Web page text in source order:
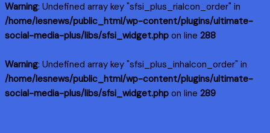
Warning: Undefined array key "sfsi_plus_riaIcon_order" in
/home/lesnews/public_html/wp-content/plugins/ultimate-
social-media-plus/libs/sfsi_widget.php on line 288
Warning: Undefined array key "sfsi_plus_inhaIcon_order" in
/home/lesnews/public_html/wp-content/plugins/ultimate-
social-media-plus/libs/sfsi_widget.php on line 289